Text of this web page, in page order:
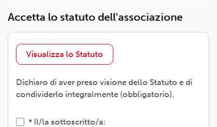
Accetta lo statuto dell'associazione
Visualizza lo Statuto
Dichiaro di aver preso visione dello Statuto e di
condividerlo integralmente (obbligatorio).
Il/la sottoscritto/a: